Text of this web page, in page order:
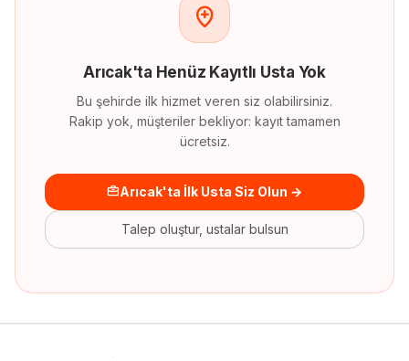
Arıcak'ta Henüz Kayıtlı Usta Yok
Bu şehirde ilk hizmet veren siz olabilirsiniz.
Rakip yok, müşteriler bekliyor: kayıt tamamen
ücretsiz.
Arıcak'ta İlk Usta Siz Olun →
Talep oluştur, ustalar bulsun